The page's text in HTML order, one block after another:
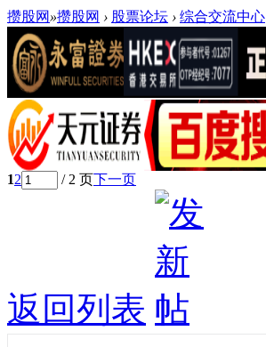
攒股网 »攒股网 › 股票论坛 › 综合交流中心
12 / 2 页下一页
返回列表